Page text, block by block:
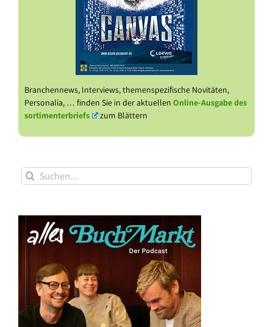
Branchennews, Interviews, themenspezifische Novitäten,
Personalia, … finden Sie in der aktuellen Online-Ausgabe des
sortimenterbriefs
zum Blättern
Suche
nach: